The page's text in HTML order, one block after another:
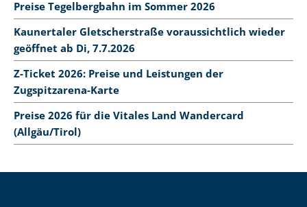
Preise Tegelbergbahn im Sommer 2026
Kaunertaler Gletscherstraße voraussichtlich wieder
geöffnet ab Di, 7.7.2026
Z-Ticket 2026: Preise und Leistungen der
Zugspitzarena-Karte
Preise 2026 für die Vitales Land Wandercard
(Allgäu/Tirol)